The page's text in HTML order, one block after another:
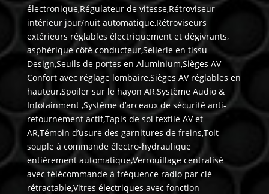
électronique,Régulateur de vitesse,Rétroviseur
intérieur jour/nuit automatique,Rétroviseurs
extérieurs réglables électriquement et dégivrants,
asphérique côté conducteur,Sellerie en tissu
Design,Seuils de portes en Aluminium,Sièges AV
Confort avec réglage lombaire,Sièges AV réglables en
hauteur,Spoiler sur le hayon AR,Système Audio &
Infotainment ,Système d’arceaux de sécurité anti-
retournement actif,Tapis de sol textile AV et
AR,Témoin d’usure des garnitures de freins,Toit
souple à commande électro-hydraulique
entièrement automatique,Verrouillage centralisé
avec télécommande à fréquence radio par clé
rétractable,Vitres électriques avec fonction